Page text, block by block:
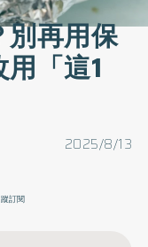
再用保
「這1
2025/8/13
訂閱